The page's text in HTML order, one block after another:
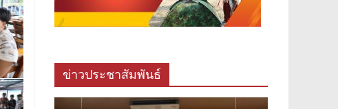
ข่าวประชาสัมพันธ์